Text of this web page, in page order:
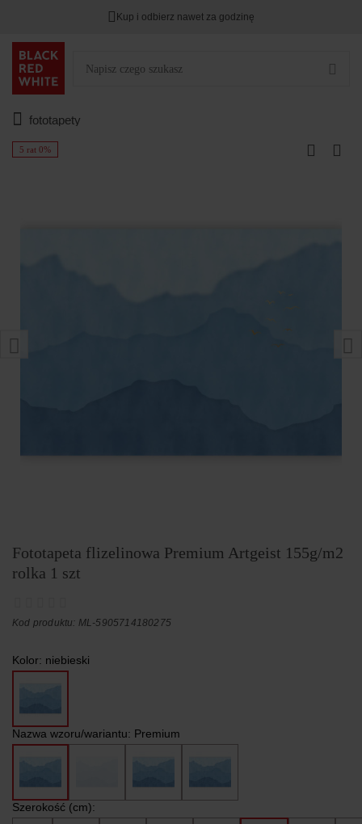
Kup i odbierz nawet za godzinę
fototapety
5 rat 0%
Fototapeta flizelinowa Premium Artgeist 155g/m2
rolka 1 szt
Kod produktu: ML-5905714180275
Kolor: niebieski
Nazwa wzoru/wariantu: Premium
Szerokość (cm):